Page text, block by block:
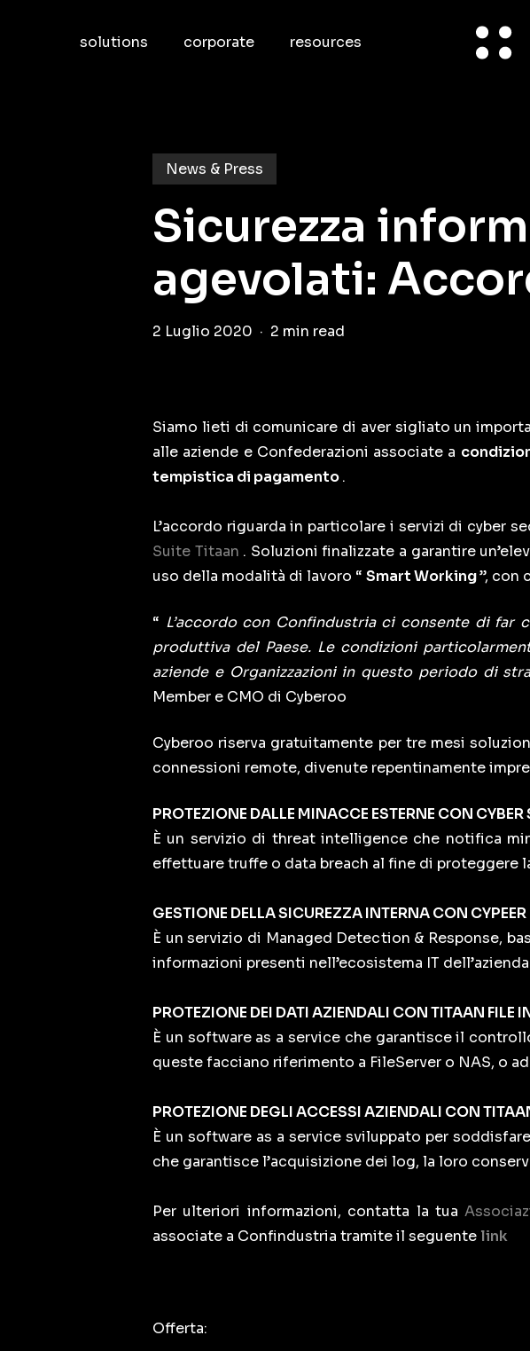
solutions corporate resources
News & Press
Sicurezza
agevolati:
2 Luglio 2020 2 min read
Siamo lieti di comunicare di aver sigliato un
alle aziende e Confederazioni associate a
tempistica di pagamento.
L’accordo riguarda in particolare i servizi di cyber
Suite Titaan . Soluzioni finalizzate a garantire
uso della modalità di lavoro “ Smart Working”, con
“ L’accordo con Confindustria ci consente di far
produttiva del Paese. Le condizioni
aziende e Organizzazioni in questo periodo di
Member e CMO di Cyberoo
Cyberoo riserva gratuitamente per tre mesi
connessioni remote, divenute repentinamente
PROTEZIONE DALLE MINACCE ESTERNE CON
È un servizio di threat intelligence che notifica
effettuare truffe o data breach al fine di proteggere
GESTIONE DELLA SICUREZZA INTERNA CON CYPEER
È un servizio di Managed Detection & Response,
informazioni presenti nell’ecosistema IT
PROTEZIONE DEI DATI AZIENDALI CON TITAAN FILE
È un software as a service che garantisce il
queste facciano riferimento a FileServer o NAS, o
PROTEZIONE DEGLI ACCESSI AZIENDALI CON
È un software as a service sviluppato per
che garantisce l’acquisizione dei log, la loro
Per ulteriori informazioni, contatta la tua
associate a Confindustria tramite il seguente link
Offerta: